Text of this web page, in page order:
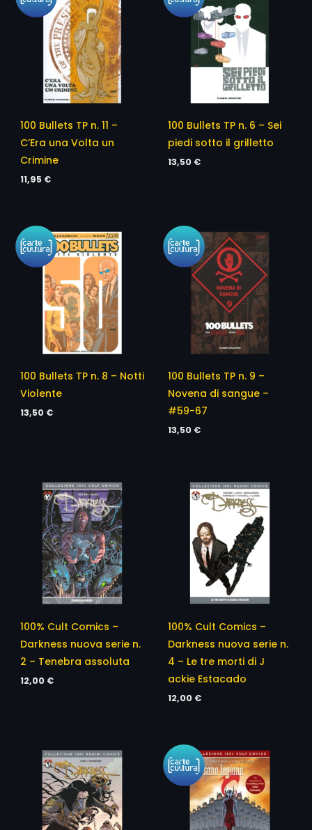
100 Bullets TP n. 11 –
C’Era una Volta un
Crimine
11,95 €
100 Bullets TP n. 6 – Sei
piedi sotto il grilletto
13,50 €
100 Bullets TP n. 8 – Notti
Violente
13,50 €
100 Bullets TP n. 9 –
Novena di sangue –
#59-67
13,50 €
100% Cult Comics –
Darkness nuova serie n.
2 – Tenebra assoluta
12,00 €
100% Cult Comics –
Darkness nuova serie n.
4 – Le tre morti di J
ackie Estacado
12,00 €